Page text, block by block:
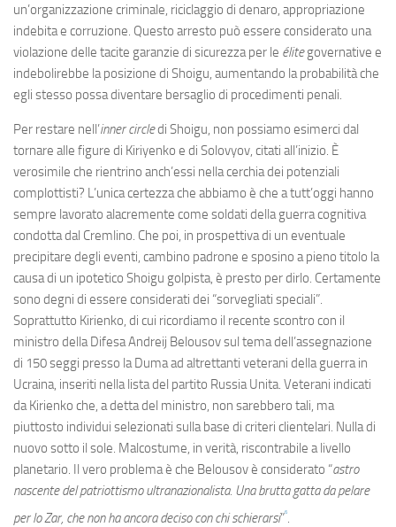
un’organizzazione criminale, riciclaggio di denaro, appropriazione
indebita e corruzione. Questo arresto può essere considerato una
violazione delle tacite garanzie di sicurezza per le élitegovernative e
indebolirebbe la posizione di Shoigu, aumentando la probabilità che
egli stesso possa diventare bersaglio di procedimenti penali.
Per restare nell’inner circledi Shoigu, non possiamo esimerci dal
tornare alle figure di Kiriyenko e di Solovyov, citati all’inizio. È
verosimile che rientrino anch’essi nella cerchia dei potenziali
complottisti? L’unica certezza che abbiamo è che a tutt’oggi hanno
sempre lavorato alacremente come soldati della guerra cognitiva
condotta dal Cremlino. Che poi, in prospettiva di un eventuale
precipitare degli eventi, cambino padrone e sposino a pieno titolo la
causa di un ipotetico Shoigu golpista, è presto per dirlo. Certamente
sono degni di essere considerati dei “sorvegliati speciali”.
Soprattutto Kirienko, di cui ricordiamo il recente scontro con il
ministro della Difesa Andreij Belousov sul tema dell’assegnazione
di 150 seggi presso la Duma ad altrettanti veterani della guerra in
Ucraina, inseriti nella lista del partito Russia Unita. Veterani indicati
da Kirienko che, a detta del ministro, non sarebbero tali, ma
piuttosto individui selezionati sulla base di criteri clientelari. Nulla di
nuovo sotto il sole. Malcostume, in verità, riscontrabile a livello
planetario. Il vero problema è che Belousov è considerato “astro
nascente del patriottismo ultranazionalista. Una brutta gatta da pelare
per lo Zar, che non ha ancora deciso con chi schierarsi”6.